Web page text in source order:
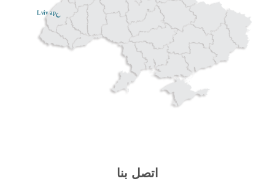
Lviv ар
اتصل بنا